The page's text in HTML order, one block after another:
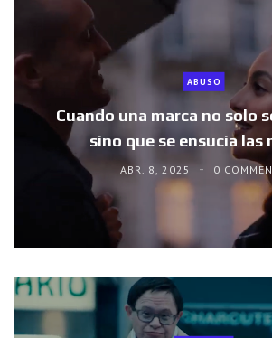
ABUSO
Cuando una marca no solo
sino que se ensucia las
ABR. 8, 2025 0